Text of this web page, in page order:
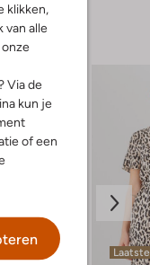
klikken,
van alle
Via de
kun je
of een